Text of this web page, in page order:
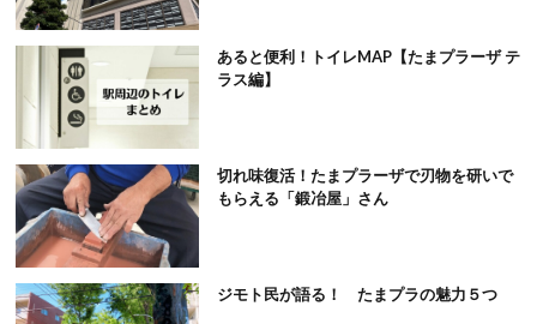
あると便利！トイレMAP【たまプラーザ テ
ラス編】
切れ味復活！たまプラーザで刃物を研いで
もらえる「鍛冶屋」さん
ジモト民が語る！ たまプラの魅力５つ